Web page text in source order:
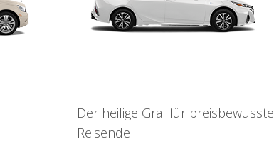
Der heilige Gral für preisbewusste
Reisende